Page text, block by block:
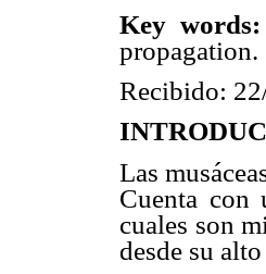
Key words:
propagation.
Recibido:
Las
Cuenta con
cuales son
desde su